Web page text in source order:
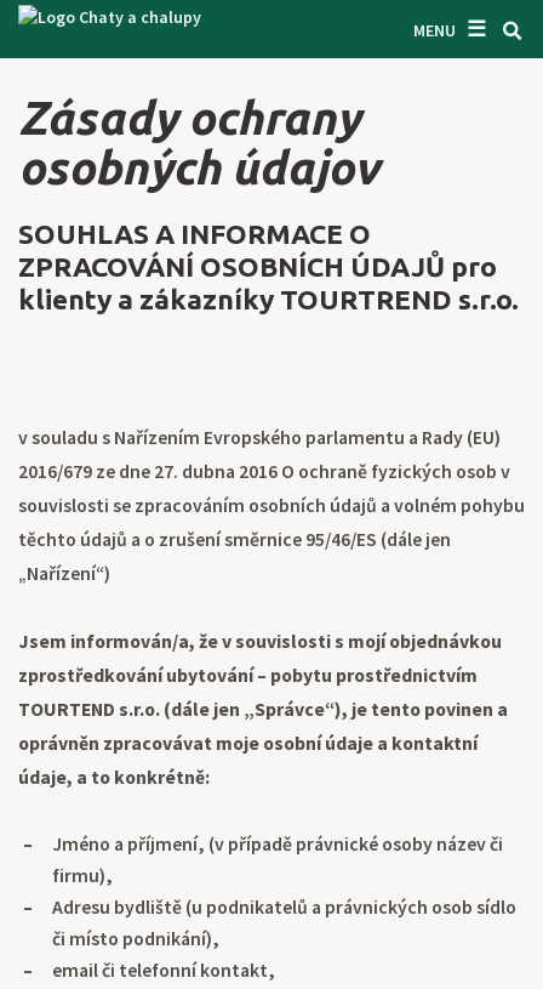
MENU ☰
VYHĽADÁVAČ CHÁT
INFORMÁCIE O POBYTE
O NÁS
KONTAKTY
VSTUP PRO MAJITELE
CZ SK EN
DE
Zásady ochrany
osobných údajov
SOUHLAS A INFORMACE O
ZPRACOVÁNÍ OSOBNÍCH ÚDAJŮ pro
klienty a zákazníky TOURTREND s.r.o.
v souladu s Nařízením Evropského parlamentu a Rady (EU)
2016/679 ze dne 27. dubna 2016 O ochraně fyzických osob v
souvislosti se zpracováním osobních údajů a volném pohybu
těchto údajů a o zrušení směrnice 95/46/ES (dále jen
„Nařízení“)
Jsem informován/a, že v souvislosti s mojí objednávkou
zprostředkování ubytování – pobytu prostřednictvím
TOURTEND s.r.o. (dále jen „Správce“), je tento povinen a
oprávněn zpracovávat moje osobní údaje a kontaktní
údaje, a to konkrétně:
Jméno a příjmení, (v případě právnické osoby název či
firmu),
Adresu bydliště (u podnikatelů a právnických osob sídlo
či místo podnikání),
email či telefonní kontakt,